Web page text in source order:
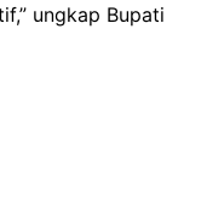
ungkap Bupati